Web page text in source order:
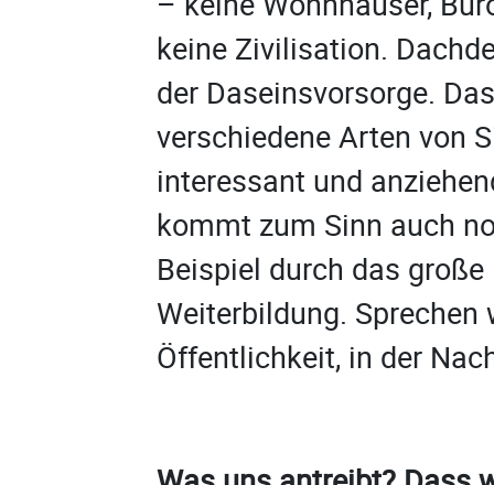
keine Zivilisation.
der Daseinsvorsorge.
verschiedene Arten von
interessant und
kommt zum Sinn auch
Beispiel durch das
Weiterbildung. Sprechen
Öffentlichkeit, in der